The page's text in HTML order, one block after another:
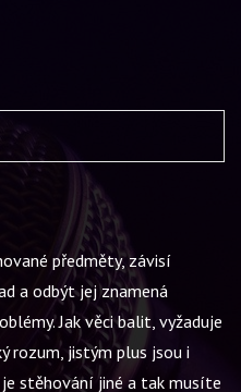
předměty, závisí
a odbýt jej znamená
Jak věci balit, vyžaduje
rozum, jistým plus jsou i
stěhování jiné a tak musíte